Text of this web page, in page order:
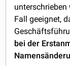
unterschrieben
Fall geeignet,
bei der